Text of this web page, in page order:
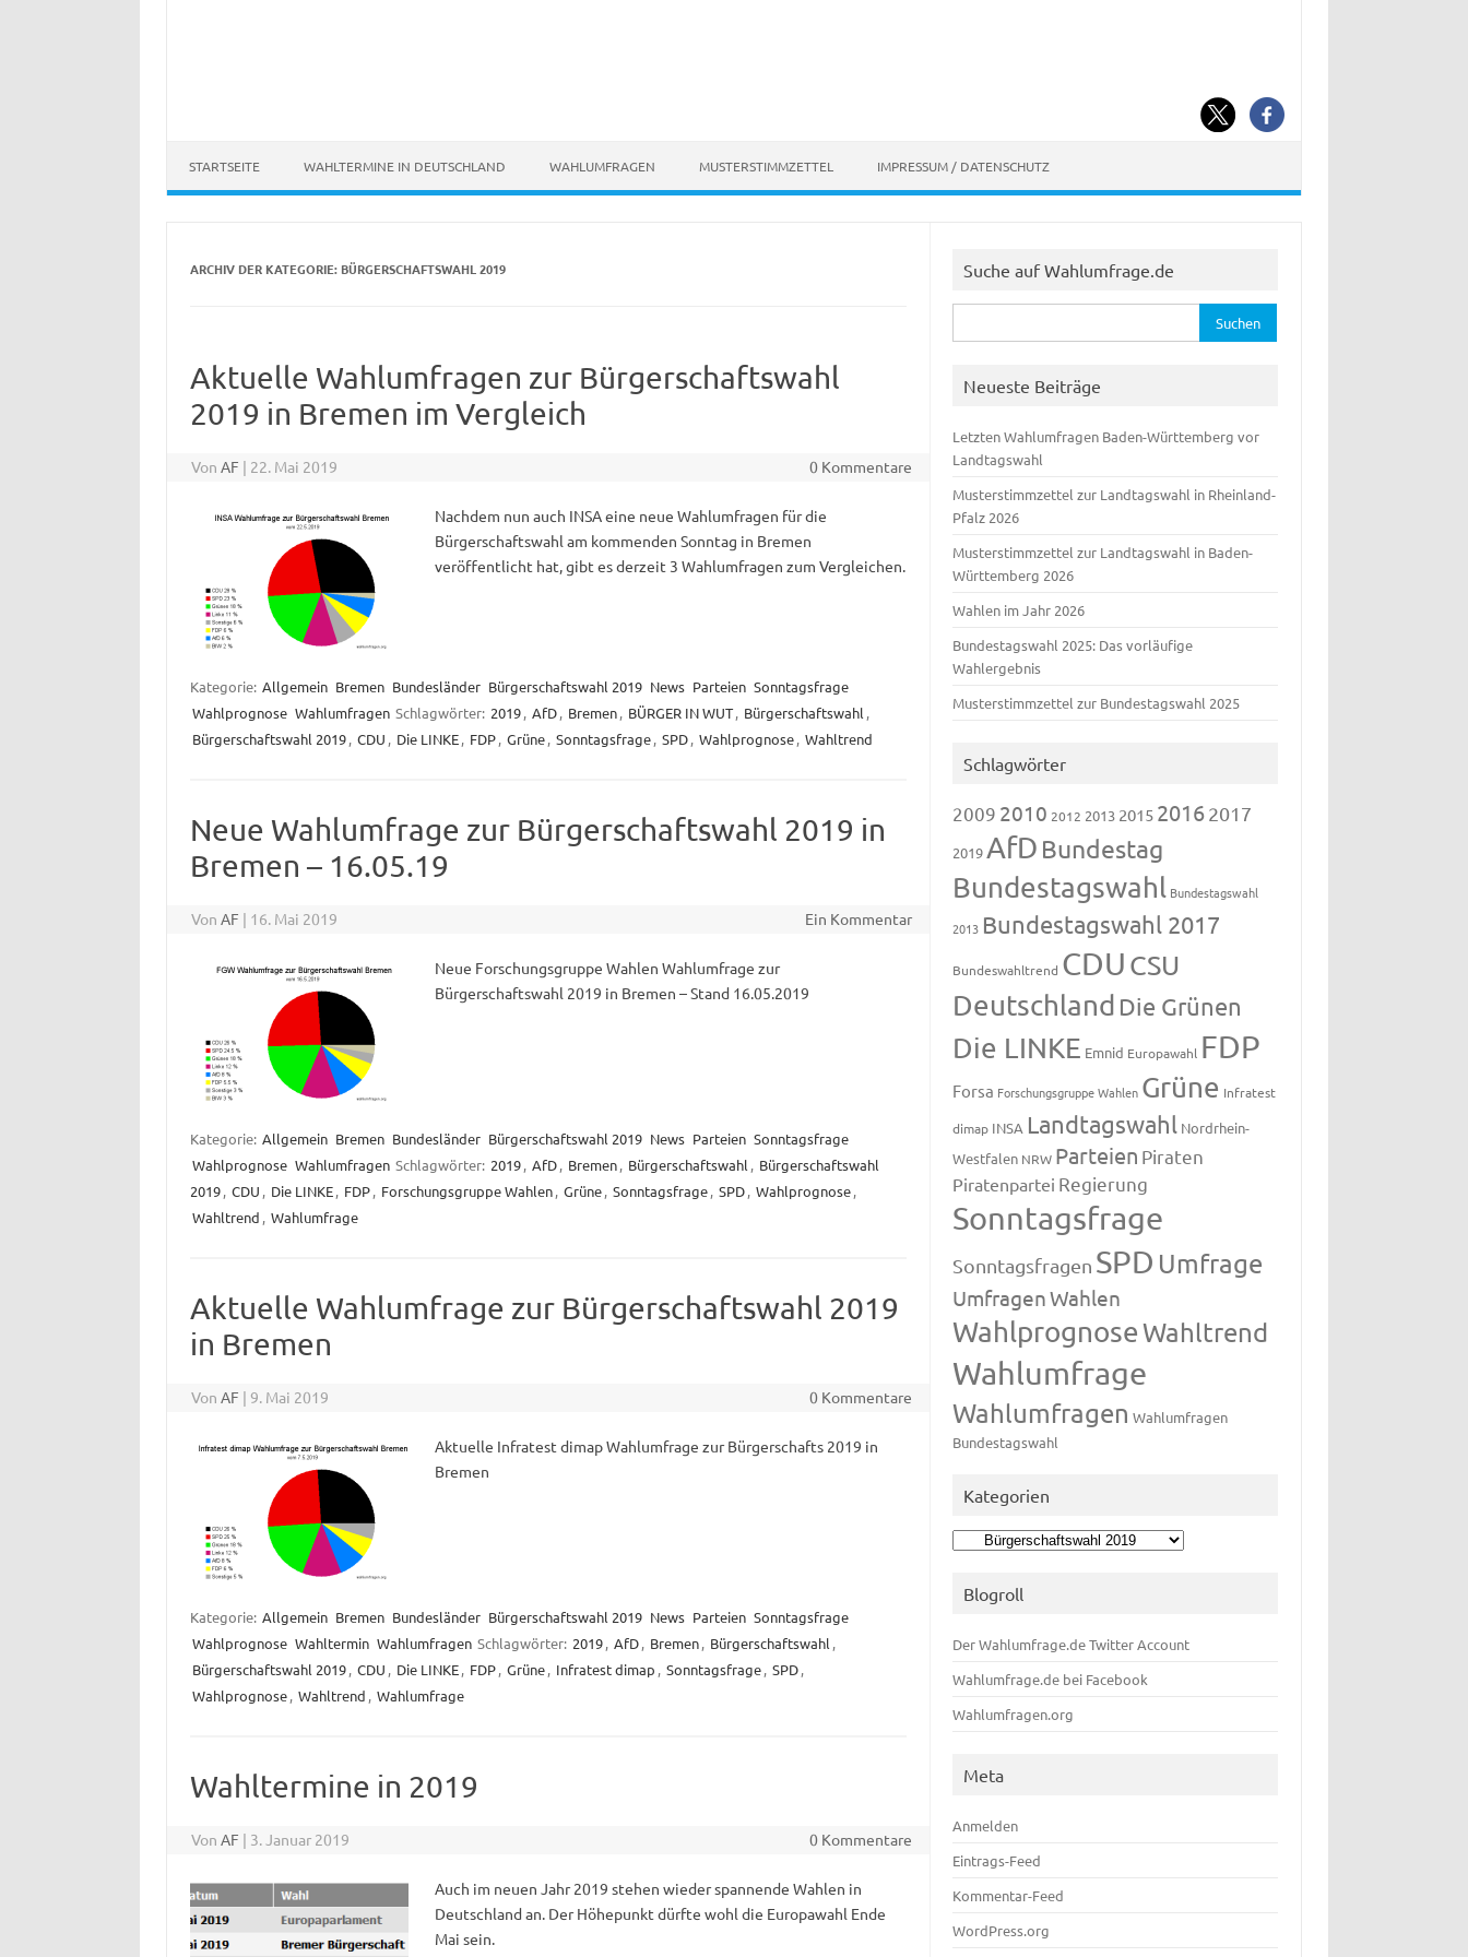
STARTSEITE WAHLTERMINE IN DEUTSCHLAND WAHLUMFRAGEN MUSTERSTIMMZETTEL IMPRESSUM / DATENSCHUTZ
ARCHIV DER KATEGORIE: BÜRGERSCHAFTSWAHL 2019
Aktuelle Wahlumfragen zur Bürgerschaftswahl
2019 in Bremen im Vergleich
VonAF | 22. Mai 2019 0 Kommentare
Nachdem nun auch INSA eine neue Wahlumfragen für die
Bürgerschaftswahl am kommenden Sonntag in Bremen
veröffentlicht hat, gibt es derzeit 3 Wahlumfragen zum Vergleichen.
Kategorie: Allgemein Bremen Bundesländer Bürgerschaftswahl 2019 News Parteien Sonntagsfrage
Wahlprognose Wahlumfragen Schlagwörter: 2019, AfD, Bremen, BÜRGER IN WUT, Bürgerschaftswahl ,
Bürgerschaftswahl 2019, CDU , Die LINKE, FDP, Grüne, Sonntagsfrage, SPD, Wahlprognose, Wahltrend
Neue Wahlumfrage zur Bürgerschaftswahl 2019 in
Bremen – 16.05.19
VonAF | 16. Mai 2019 Ein Kommentar
Neue Forschungsgruppe Wahlen Wahlumfrage zur
Bürgerschaftswahl 2019 in Bremen – Stand 16.05.2019
Kategorie: Allgemein Bremen Bundesländer Bürgerschaftswahl 2019 News Parteien Sonntagsfrage
Wahlprognose Wahlumfragen Schlagwörter: 2019, AfD, Bremen, Bürgerschaftswahl , Bürgerschaftswahl
2019, CDU , Die LINKE, FDP, Forschungsgruppe Wahlen, Grüne, Sonntagsfrage, SPD, Wahlprognose,
Wahltrend , Wahlumfrage
Aktuelle Wahlumfrage zur Bürgerschaftswahl 2019
in Bremen
VonAF | 9. Mai 2019 0 Kommentare
Aktuelle Infratest dimap Wahlumfrage zur Bürgerschafts 2019 in
Bremen
Kategorie: Allgemein Bremen Bundesländer Bürgerschaftswahl 2019 News Parteien Sonntagsfrage
Wahlprognose Wahltermin Wahlumfragen Schlagwörter: 2019, AfD, Bremen, Bürgerschaftswahl ,
Bürgerschaftswahl 2019, CDU , Die LINKE, FDP, Grüne, Infratest dimap , Sonntagsfrage, SPD,
Wahlprognose, Wahltrend , Wahlumfrage
Wahltermine in 2019
VonAF | 3. Januar 2019 0 Kommentare
Auch im neuen Jahr 2019 stehen wieder spannende Wahlen in
Deutschland an. Der Höhepunkt dürfte wohl die Europawahl Ende
Mai sein.
Suche auf Wahlumfrage.de
nach:
Neueste Beiträge
Letzten Wahlumfragen Baden-Württemberg vor
Landtagswahl
Musterstimmzettel zur Landtagswahl in Rheinland-
Pfalz 2026
Musterstimmzettel zur Landtagswahl in Baden-
Württemberg 2026
Wahlen im Jahr 2026
Bundestagswahl 2025: Das vorläufige
Wahlergebnis
Musterstimmzettel zur Bundestagswahl 2025
Schlagwörter
2009 2010 2012 2013 2015 20162017
2019AfD Bundestag
Bundestagswahl Bundestagswahl
2013 Bundestagswahl 2017
Bundeswahltrend CDUCSU
Deutschland Die Grünen
Die LINKE Emnid Europawahl FDP
Forsa Forschungsgruppe Wahlen Grüne Infratest
dimap INSA Landtagswahl Nordrhein-
Westfalen NRW Parteien Piraten
Piratenpartei Regierung
Sonntagsfrage
Sonntagsfragen SPD Umfrage
UmfragenWahlen
WahlprognoseWahltrend
Wahlumfrage
Wahlumfragen Wahlumfragen
Bundestagswahl
Kategorien
Kategorien
Blogroll
Der Wahlumfrage.de Twitter Account
Wahlumfrage.de bei Facebook
Wahlumfragen.org
Meta
Anmelden
Eintrags-Feed
Kommentar-Feed
WordPress.org